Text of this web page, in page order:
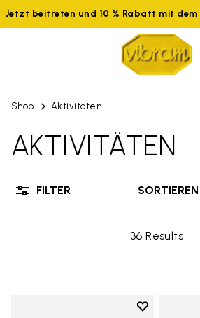
beitreten und 10 % Rabatt mit dem
Shop Aktivitäten
AKTIVITÄTEN
36 Results
FILTER
Add to